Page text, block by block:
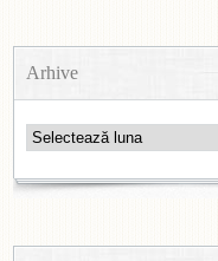
Arhive
Arhive